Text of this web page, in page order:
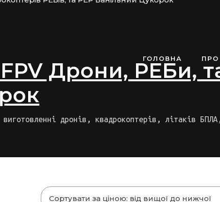
ГОЛОВНА
FPV Дрони, РЕБи,
дронів, квадрокоптерів, літаків